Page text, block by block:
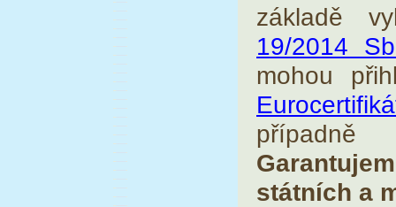
základě
19/2014
mohou
případně
státních a